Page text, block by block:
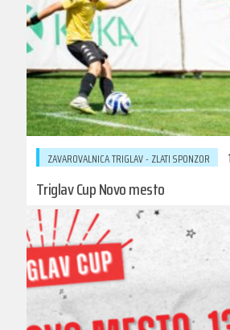
ZAVAROVALNICA TRIGLAV - ZLATI SPONZOR
Triglav Cup Novo mesto